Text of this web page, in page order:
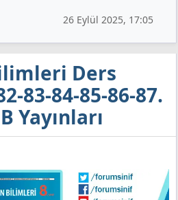
26 Eylül 2025, 17:05
Ders
83-84-85-86-87.
Yayınları